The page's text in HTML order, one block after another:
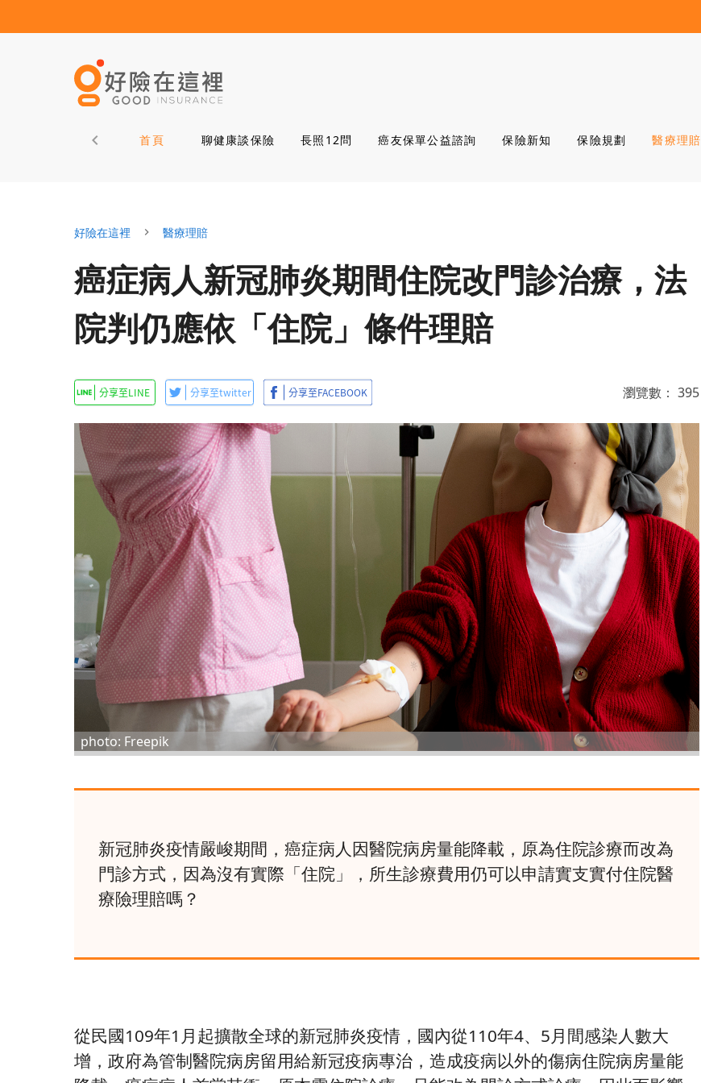
首頁 聊健康談保險 長照12問 癌友保單公益諮詢 保險新知 保險規劃 醫療理賠
好險在這裡 醫療理賠
癌症病人新冠肺炎期間住院改門診治療，法
院判仍應依「住院」條件理賠
瀏覽數： 395
photo: Freepik
新冠肺炎疫情嚴峻期間，癌症病人因醫院病房量能降載，原為住院診療而改為
門診方式，因為沒有實際「住院」，所生診療費用仍可以申請實支實付住院醫
療險理賠嗎？
從民國109年1月起擴散全球的新冠肺炎疫情，國內從110年4、5月間感染人數大
增，政府為管制醫院病房留用給新冠疫病專治，造成疫病以外的傷病住院病房量能